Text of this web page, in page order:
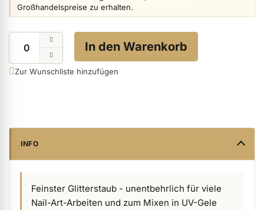
Hygiene anzeigen
Skintrix anzeigen
Beauty Accessoires anzeigen
Großhandelspreise zu erhalten.
In den Warenkorb
Zur Wunschliste hinzufügen
INFO
Feinster Glitterstaub - unentbehrlich für viele
Nail-Art-Arbeiten und zum Mixen in UV-Gele